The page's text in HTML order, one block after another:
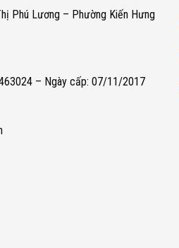
Phú Lương – Phường Kiến Hưng
– Ngày cấp: 07/11/2017